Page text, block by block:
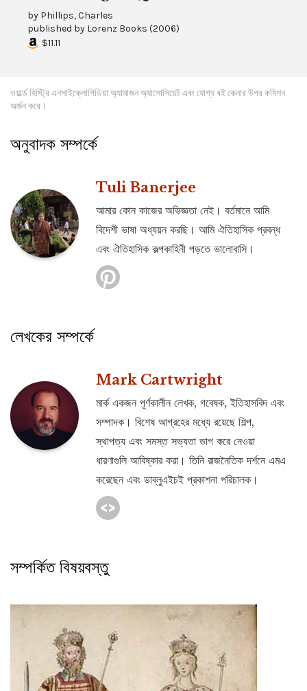
by Phillips, Charles
published by Lorenz Books (2006)
$11.11
ওয়ার্ল্ড হিস্ট্রি এনসাইক্লোপিডিয়া অ্যামাজন অ্যাসোসিয়েট এবং যোগ্য বই কেনার উপর কমিশন
অর্জন করে।
অনুবাদক সম্পর্কে
Tuli Banerjee
আমার কোন কাজের অভিজ্ঞতা নেই। বর্তমানে আমি
বিদেশী ভাষা অধ্যয়ন করছি। আমি ঐতিহাসিক প্রবন্ধ
এবং ঐতিহাসিক কল্পকাহিনী পড়তে ভালোবাসি।
লেখকের সম্পর্কে
Mark Cartwright
মার্ক একজন পূর্ণকালীন লেখক, গবেষক, ইতিহাসবিদ এবং
সম্পাদক। বিশেষ আগ্রহের মধ্যে রয়েছে শিল্প,
স্থাপত্য এবং সমস্ত সভ্যতা ভাগ করে নেওয়া
ধারণাগুলি আবিষ্কার করা। তিনি রাজনৈতিক দর্শনে এমএ
করেছেন এবং ডাব্লুএইচই প্রকাশনা পরিচালক।
সম্পর্কিত বিষয়বস্তু